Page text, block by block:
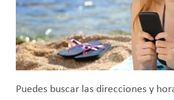
Puedes buscar las direcciones y